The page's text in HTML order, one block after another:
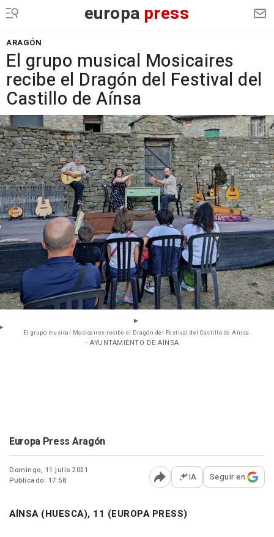
europa press
ARAGÓN
El grupo musical Mosicaires
recibe el Dragón del Festival del
Castillo de Aínsa
El grupo musical Mosicaires recibe el Dragón del Festival del Castillo de Aínsa.
- AYUNTAMIENTO DE AÍNSA
Europa Press Aragón
Domingo, 11 julio 2021
Publicado: 17:58
Abrir opciones para
IA Seguir en
AÍNSA (HUESCA), 11 (EUROPA PRESS)